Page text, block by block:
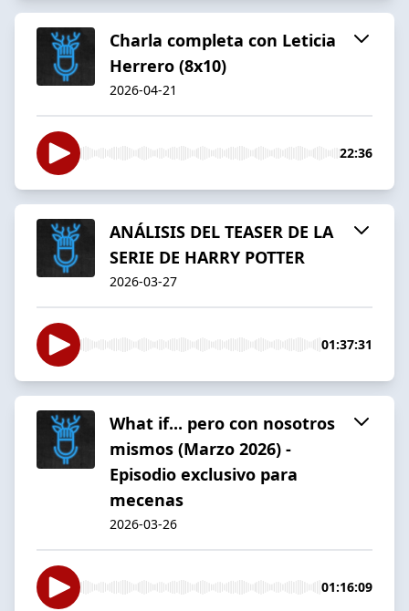
Charla completa con Leticia
Herrero (8x10)
2026-04-21
22:36
ANÁLISIS DEL TEASER DE LA
SERIE DE HARRY POTTER
2026-03-27
01:37:31
What if... pero con nosotros
mismos (Marzo 2026) -
Episodio exclusivo para
mecenas
2026-03-26
01:16:09